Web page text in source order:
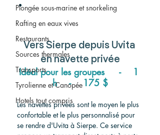
Plongée sous-marine et snorkeling
Rafting en eaux vives
Restaurants
Sources thermales
Transports
Tyrolienne et Canopée
Hotels tout compris
Vers Sierpe depuis Uvita
en navette privée
Idéal pour les groupes     -    1
h    -    175 $
Les navettes privées sont le moyen le plus
confortable et le plus personnalisé pour
se rendre d'Uvita à Sierpe. Ce service